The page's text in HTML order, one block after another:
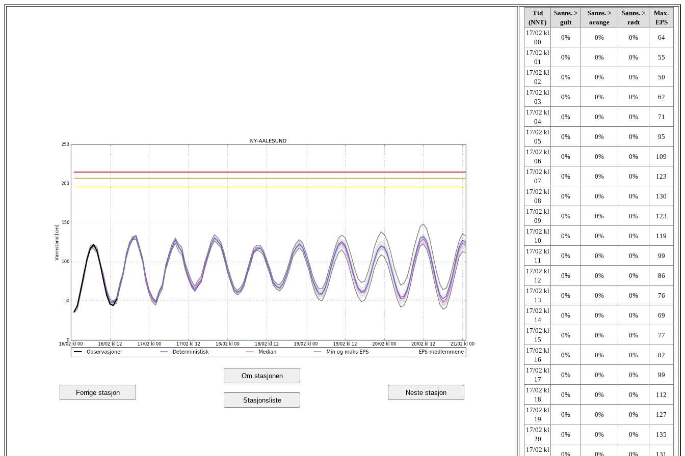
Forrige stasjon
Om stasjonen
Stasjonsliste
Neste stasjon
Tid
(NNT)
Sanns. >
gult
Sanns. >
orange
Sanns. >
rødt
Max.
EPS
17/02 kl
00
0% 0% 0%
64
17/02 kl
01
0% 0% 0%
55
17/02 kl
02
0% 0% 0%
50
17/02 kl
03
0% 0% 0%
62
17/02 kl
04
0% 0% 0%
71
17/02 kl
05
0% 0% 0%
95
17/02 kl
06
0% 0% 0%
109
17/02 kl
07
0% 0% 0%
123
17/02 kl
08
0% 0% 0%
130
17/02 kl
09
0% 0% 0%
123
17/02 kl
10
0% 0% 0%
119
17/02 kl
11
0% 0% 0%
99
17/02 kl
12
0% 0% 0%
86
17/02 kl
13
0% 0% 0%
76
17/02 kl
14
0% 0% 0%
69
17/02 kl
15
0% 0% 0%
77
17/02 kl
16
0% 0% 0%
82
17/02 kl
17
0% 0% 0%
99
17/02 kl
18
0% 0% 0%
112
17/02 kl
19
0% 0% 0%
127
17/02 kl
20
0% 0% 0%
135
17/02 kl
0% 0% 0% 131